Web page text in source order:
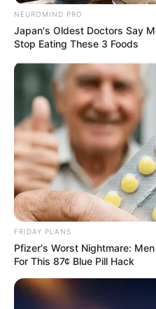
3 ΟΛΠ 67% (COSCO)
4 Πειραιώς Bank
συμμετοχής
5 Εθνική Bank
συμμετοχής
6 Λιμάνι Ηρακλείου
7 ΔΕΠΑ Εμπορίας 35%
την Οικονομία |
≈Συνολικό άθροισμα
(χωρίς να υπολογίζονται
NEUROMIND PRO
Japan's Oldest Doctors Say
Stop Eating These 3 Foods
FRIDAY PLANS
Pfizer's Worst Nightmare:
For This 87¢ Blue Pill Hack